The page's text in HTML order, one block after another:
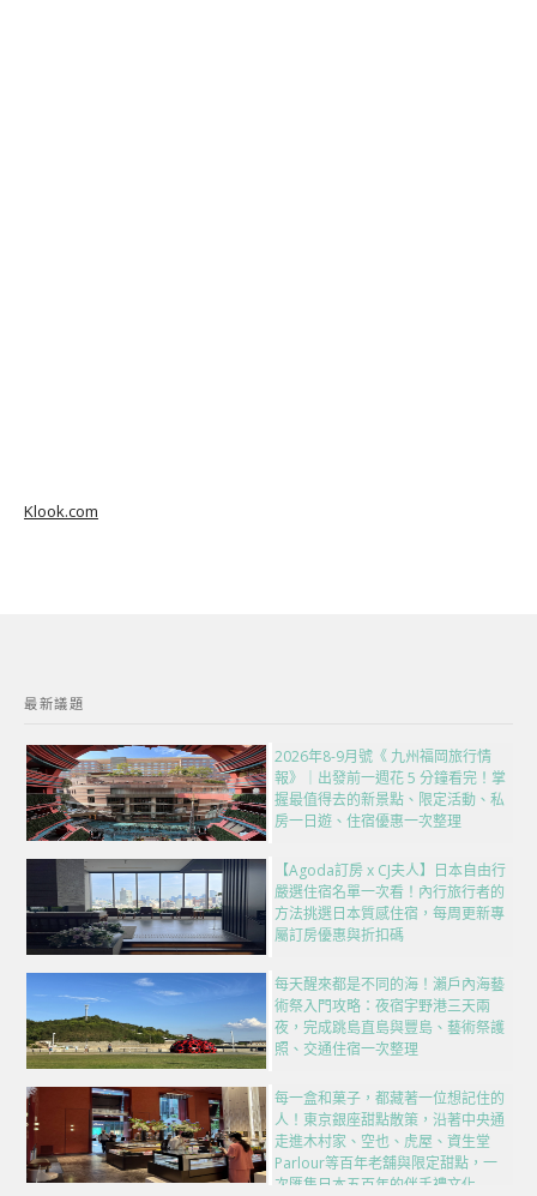
Klook.com
最新議題
2026年8-9月號《 九州福岡旅行情
報》｜出發前一週花 5 分鐘看完！掌
握最值得去的新景點、限定活動、私
房一日遊、住宿優惠一次整理
【Agoda訂房 x CJ夫人】日本自由行
嚴選住宿名單一次看！內行旅行者的
方法挑選日本質感住宿，每周更新專
屬訂房優惠與折扣碼
每天醒來都是不同的海！瀨戶內海藝
術祭入門攻略：夜宿宇野港三天兩
夜，完成跳島直島與豐島、藝術祭護
照、交通住宿一次整理
每一盒和菓子，都藏著一位想記住的
人！東京銀座甜點散策，沿著中央通
走進木村家、空也、虎屋、資生堂
Parlour等百年老舖與限定甜點，一
次匯集日本五百年的伴手禮文化